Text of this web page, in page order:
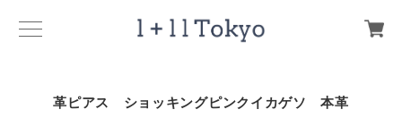
革ピアス ショッキングピンクイカゲソ 本革